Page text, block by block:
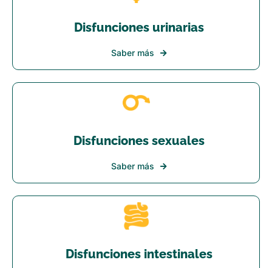
Disfunciones urinarias
Saber más
Disfunciones sexuales
Saber más
Disfunciones intestinales